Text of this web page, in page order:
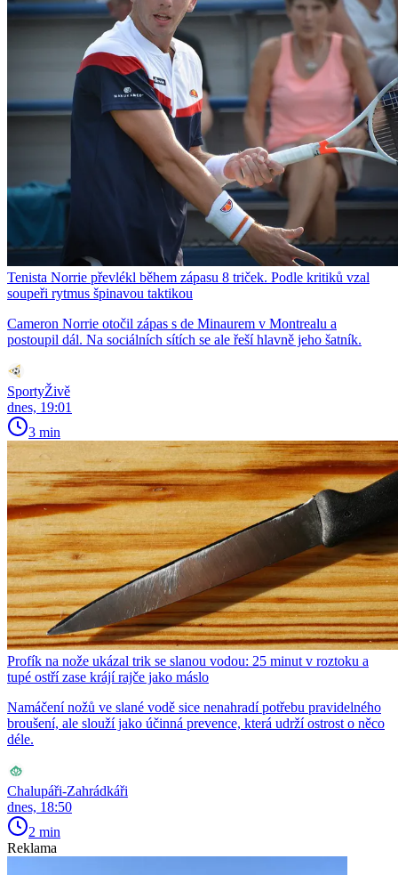
Tenista Norrie převlékl během zápasu 8 triček. Podle kritiků vzal
soupeři rytmus špinavou taktikou
Cameron Norrie otočil zápas s de Minaurem v Montrealu a
postoupil dál. Na sociálních sítích se ale řeší hlavně jeho šatník.
SportyŽivě
dnes, 19:01
3 min
Profík na nože ukázal trik se slanou vodou: 25 minut v roztoku a
tupé ostří zase krájí rajče jako máslo
Namáčení nožů ve slané vodě sice nenahradí potřebu pravidelného
broušení, ale slouží jako účinná prevence, která udrží ostrost o něco
déle.
Chalupáři-Zahrádkáři
dnes, 18:50
2 min
Reklama